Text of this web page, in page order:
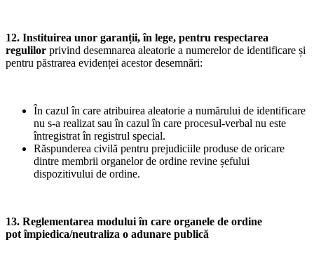
12. Instituirea unor garanții, în lege, pentru respectarea
regulilor privind desemnarea aleatorie a numerelor de identificare și
pentru păstrarea evidenței acestor desemnări:
În cazul în care atribuirea aleatorie a numărului de identificare
nu s-a realizat sau în cazul în care procesul-verbal nu este
întregistrat în registrul special.
Răspunderea civilă pentru prejudiciile produse de oricare
dintre membrii organelor de ordine revine șefului
dispozitivului de ordine.
13. Reglementarea modului în care organele de ordine
potîmpiedica/neutraliza o adunare publică